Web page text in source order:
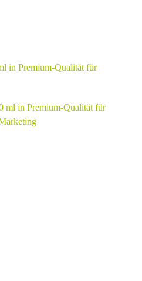
in Premium-Qualität für